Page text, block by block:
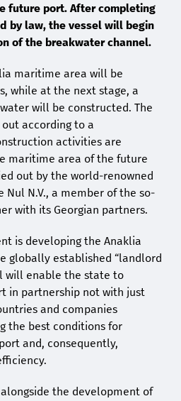
future port. After completing
by law, the vessel will begin
of the breakwater channel.
maritime area will be
while at the next stage, a
will be constructed. The
according to a
activities are
maritime area of the future
out by the world-renowned
Nul N.V., a member of the so-
with its Georgian partners.
is developing the Anaklia
globally established “landlord
will enable the state to
in partnership not with just
and companies
the best conditions for
and, consequently,
the development of